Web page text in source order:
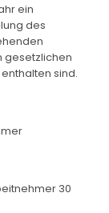
ein
des
gesetzlichen
sind.
30